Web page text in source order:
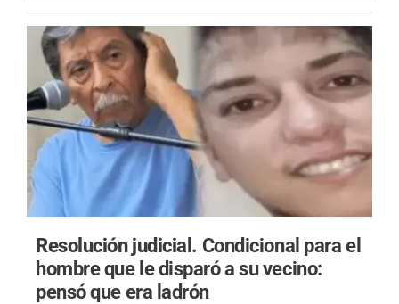
Resolución judicial. Condicional para el
hombre que le disparó a su vecino:
pensó que era ladrón